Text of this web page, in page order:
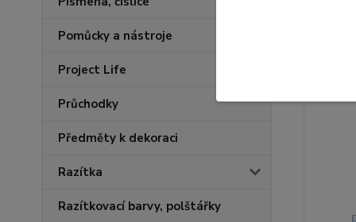
Pomůcky a nástroje
Project Life
Průchodky
Předměty k dekoraci
Razítka
Razítkovací barvy, polštářky